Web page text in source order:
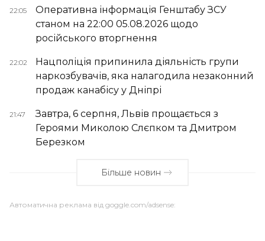
22:05
Оперативна інформація Генштабу ЗСУ
станом на 22:00 05.08.2026 щодо
російського вторгнення
22:02
Нацполіція припинила діяльність групи
наркозбувачів, яка налагодила незаконний
продаж канабісу у Дніпрі
21:47
Завтра, 6 серпня, Львів прощається з
Героями Миколою Слєпком та Дмитром
Березком
Більше новин
Автоматична реклама від goggle.com/adsense: